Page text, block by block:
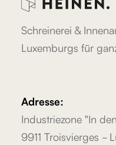
Schreinerei &
Luxemburgs für
Adresse:
Industriezone "In
9911 Troisvierges -